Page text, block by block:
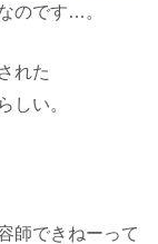
のです…。
れた
しい。
師できねーって